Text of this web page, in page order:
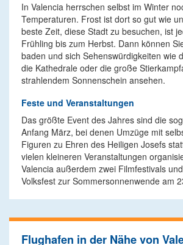
In Valencia herrschen selbst im Winter
Temperaturen. Frost ist dort so gut wie
beste Zeit, diese Stadt zu besuchen, ist
Frühling bis zum Herbst. Dann können
baden und sich Sehenswürdigkeiten wie
die Kathedrale oder die große
strahlendem Sonnenschein ansehen.
Feste und Veranstaltungen
Das größte Event des Jahres sind die
Anfang März, bei denen Umzüge mit
Figuren zu Ehren des Heiligen Josefs
vielen kleineren Veranstaltungen
Valencia außerdem zwei Filmfestivals
Volksfest zur Sommersonnenwende am
Flughafen in der Nähe von